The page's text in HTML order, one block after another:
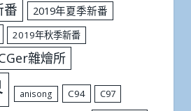
番
2019年夏季新番
2019年秋季新番
雜燴所
anisong C94 C97